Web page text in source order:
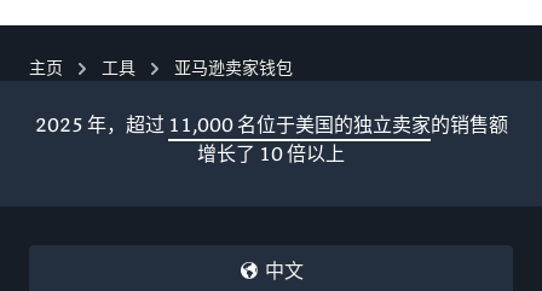
主页 工具 亚马逊卖家钱包
2025 年，超过 11,000 名位于美国的独立卖家的销售额
增长了 10 倍以上
中文